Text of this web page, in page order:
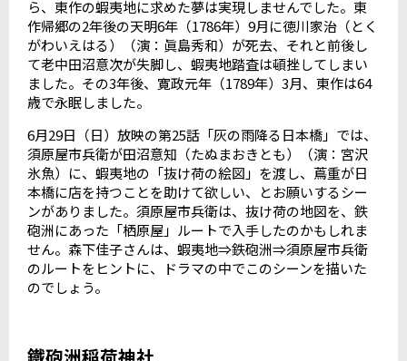
ら、東作の蝦夷地に求めた夢は実現しませんでした。東
作帰郷の2年後の天明6年（1786年） 9月に徳川家治（とく
がわいえはる）（演：眞島秀和）が死去、それと前後し
て老中田沼意次が失脚し、蝦夷地踏査は頓挫してしまい
ました。その3年後、寛政元年（1789年） 3月、東作は64
歳で永眠しました。
6月29日（日）放映の第25話「灰の雨降る日本橋」では、
須原屋市兵衛が田沼意知（たぬまおきとも）（演：宮沢
氷魚）に、蝦夷地の「抜け荷の絵図」を渡し、蔦重が日
本橋に店を持つことを助けて欲しい、とお願いするシー
ンがありました。須原屋市兵衛は、抜け荷の地図を、鉄
砲洲にあった「栖原屋」ルートで入手したのかもしれま
せん。森下佳子さんは、蝦夷地⇒鉄砲洲⇒須原屋市兵衛
のルートをヒントに、ドラマの中でこのシーンを描いた
のでしょう。